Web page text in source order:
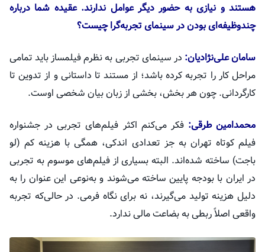
هستند و نیازی به حضور دیگر عوامل ندارند. عقیده شما درباره
چندوظیفه‌ای بودن در سینمای تجربه‌گرا چیست؟
سامان علی‌نژادیان: در سینمای تجربی به نظرم فیلمساز باید تمامی
مراحل کار را تجربه کرده باشد؛ از مستند تا داستانی و از تدوین تا
کارگردانی. چون هر بخش، بخشی از زبان بیان شخصی اوست.
محمدامینطرقی: فکر می‌کنم اکثر فیلم‌های تجربی در جشنواره
فیلم کوتاه تهران به جز تعدادی اندکی، همگی با هزینه کم (لو
باجت) ساخته شده‌اند. البته بسیاری از فیلم‌های موسوم به تجربی
در ایران با بودجه پایین ساخته می‌شوند و به‌نوعی این عنوان را به
دلیل هزینه تولید می‌گیرند، نه برای نگاه فرمی. در حالی‌که تجربه
واقعی اصلاً ربطی به بضاعت مالی ندارد.